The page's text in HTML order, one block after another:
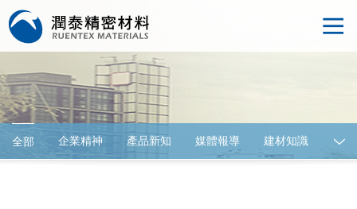
全部 企業精神 產品新知 媒體報導 建材知識